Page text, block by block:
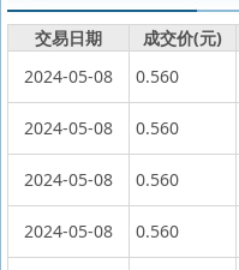
交易日期 成交价(元)
2024-05-08
0.560
2024-05-08 0.560
2024-05-08 0.560
2024-05-08 0.560